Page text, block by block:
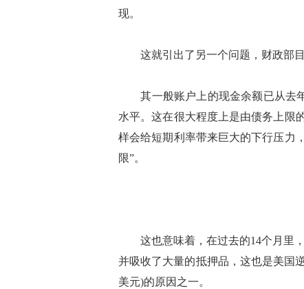
现。
这就引出了另一个问题，财政部目
其一般账户上的现金余额已从去年
水平。这在很大程度上是由债务上限
样会给短期利率带来巨大的下行压力
限”。
这也意味着，在过去的14个月里，
并吸收了大量的抵押品，这也是美国
美元)的原因之一。